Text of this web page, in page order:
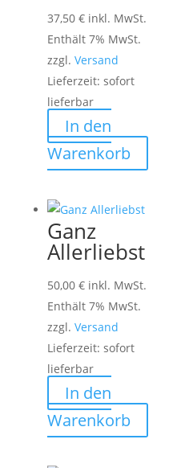
37,50 € inkl. MwSt.
Enthält 7% MwSt.
zzgl. Versand
Lieferzeit: sofort
lieferbar
In den
Warenkorb
Ganz
Allerliebst
50,00 € inkl. MwSt.
Enthält 7% MwSt.
zzgl. Versand
Lieferzeit: sofort
lieferbar
In den
Warenkorb